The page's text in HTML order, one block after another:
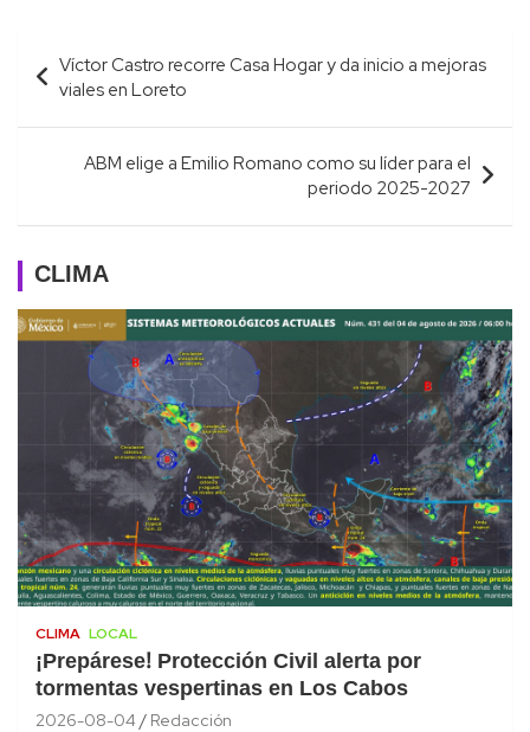
Navegación
de
entradas
Víctor Castro recorre Casa Hogar y da inicio a mejoras
viales en Loreto
ABM elige a Emilio Romano como su líder para el
periodo 2025-2027
CLIMA
CLIMA LOCAL
¡Prepárese! Protección Civil alerta por
tormentas vespertinas en Los Cabos
2026-08-04 Redacción